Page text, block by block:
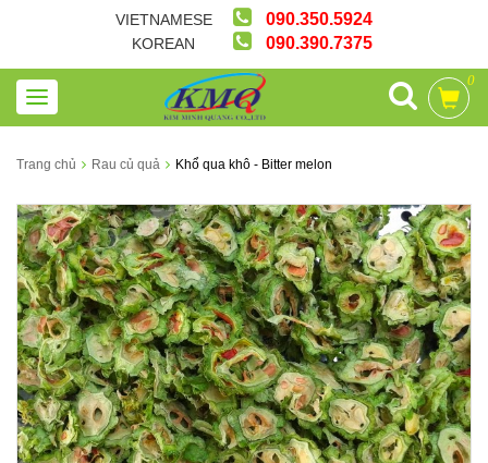
VIETNAMESE 090.350.5924
KOREAN 090.390.7375
0
Trang chủ Rau củ quả Khổ qua khô - Bitter melon